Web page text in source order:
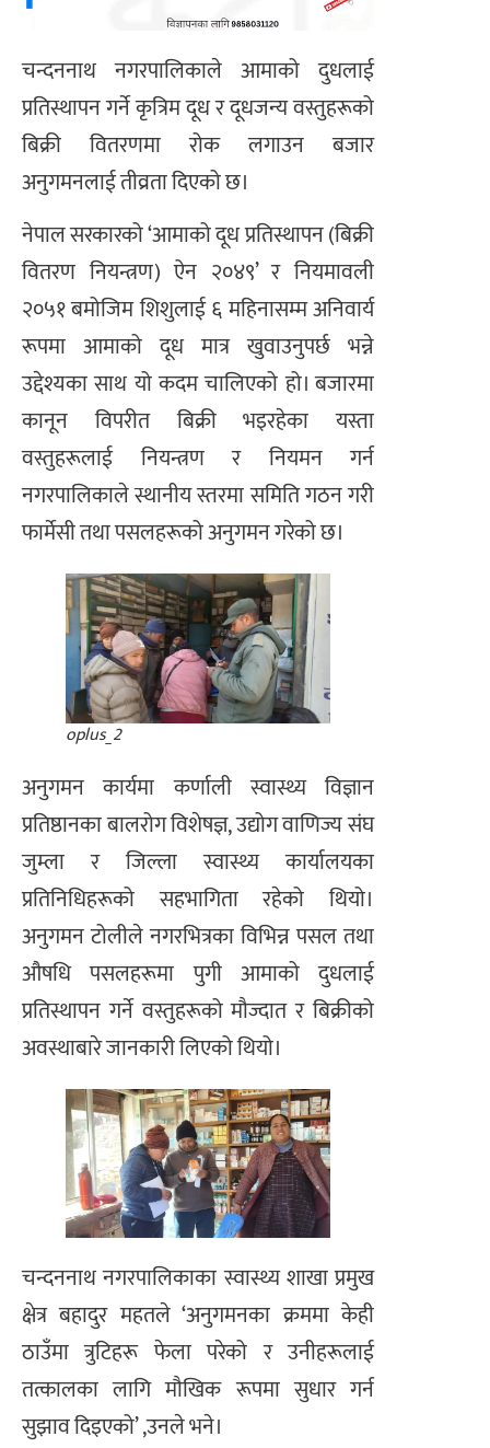
चन्दननाथ नगरपालिकाले आमाको दुधलाई
प्रतिस्थापन गर्ने कृत्रिम दूध र दूधजन्य वस्तुहरूको
बिक्री वितरणमा रोक लगाउन बजार
अनुगमनलाई तीव्रता दिएको छ।
नेपाल सरकारको ‘आमाको दूध प्रतिस्थापन (बिक्री
वितरण नियन्त्रण) ऐन २०४९’ र नियमावली
२०५१ बमोजिम शिशुलाई ६ महिनासम्म अनिवार्य
रूपमा आमाको दूध मात्र खुवाउनुपर्छ भन्ने
उद्देश्यका साथ यो कदम चालिएको हो। बजारमा
कानून विपरीत बिक्री भइरहेका यस्ता
वस्तुहरूलाई नियन्त्रण र नियमन गर्न
नगरपालिकाले स्थानीय स्तरमा समिति गठन गरी
फार्मेसी तथा पसलहरूको अनुगमन गरेको छ।
oplus_2
अनुगमन कार्यमा कर्णाली स्वास्थ्य विज्ञान
प्रतिष्ठानका बालरोग विशेषज्ञ, उद्योग वाणिज्य संघ
जुम्ला र जिल्ला स्वास्थ्य कार्यालयका
प्रतिनिधिहरूको सहभागिता रहेको थियो।
अनुगमन टोलीले नगरभित्रका विभिन्न पसल तथा
औषधि पसलहरूमा पुगी आमाको दुधलाई
प्रतिस्थापन गर्ने वस्तुहरूको मौज्दात र बिक्रीको
अवस्थाबारे जानकारी लिएको थियो।
चन्दननाथ नगरपालिकाका स्वास्थ्य शाखा प्रमुख
क्षेत्र बहादुर महतले ‘अनुगमनका क्रममा केही
ठाउँमा त्रुटिहरू फेला परेको र उनीहरूलाई
तत्कालका लागि मौखिक रूपमा सुधार गर्न
सुझाव दिइएको’ ,उनले भने।